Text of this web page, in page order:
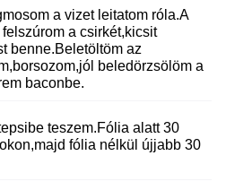
a vizet leitatom róla.A
a csirkét,kicsit
benne.Beletöltöm az
beledörzsölöm a
baconbe.
teszem.Fólia alatt 30
fólia nélkül újjabb 30